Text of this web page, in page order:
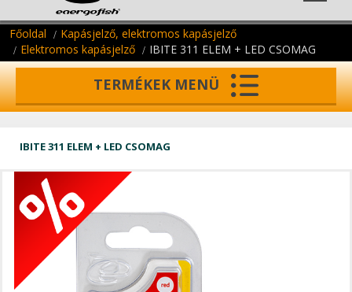
Főoldal
Kapásjelző, elektromos kapásjelző
Elektromos kapásjelző
IBITE 311 ELEM + LED CSOMAG
TERMÉKEK MENÜ
IBITE 311 ELEM + LED CSOMAG